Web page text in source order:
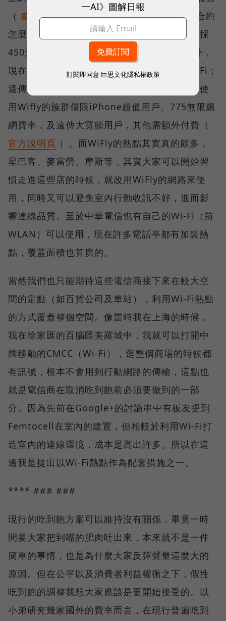
（ 威寶官方說明，會不會延長，我想就是看合約
怎麼簽了）；台灣大哥大的用戶，行動月租費採
450元以上方案者，除了WiFly可以免費使用外，
現在台灣大哥大自己也在建設專屬的TMW WiFi；
遠傳自己的子公司最不照顧自己的用戶，免費使
用Wifly的族群僅限iPhone超值用戶、775無限飆
網費率，及遠傳大寬頻用戶，其他需額外付費（
官方說明頁 ）。而WiFly的熱點其實真的頗多，
星巴客、麥當勞、摩斯等，其實大家可以開始習
慣走進這些店的時候，就改用WiFly的網路來使
用，同時又可以避免室內行動收訊不好，進而影
響連線品質。至於中華電信也有自己的Wi-Fi（前
WLAN）可以使用，現在許多電話亭都有加裝熱
點，覆蓋面積也算廣的。
當然我們也只能期待這些電信商接下來在較大空
間的定點（如百貨公司及車站），利用Wi-Fi熱點
的方式覆蓋整個空間。像當時我在上海的時候，
我在徐家匯的百腦匯美羅城中，我就可以打開中
國移動的CMCC（Wi-Fi），逛整個商場的時候都
有訊號，根本不會用到行動網路的傳輸，這點也
就是電信商在取消吃到飽前必須要做到的一部
分。因為先前在Google+的討論串中有板友提到
Femtocell在室內的建置，但相較於利用Wi-Fi打
造室內的連線環境，成本是高出許多。所以在這
邊我是提出以Wi-Fi熱點作為配套措施之一。
**** ### ###
現行的吃到飽方案可以維持沒有關係，畢竟一時
間要大家把到嘴的肥肉吐出來，本來就不是一件
簡單的事情，也是為什麼大家反彈聲量這麼大的
原因。但在公平以及消費者利益權衡之下，假性
吃到飽的調整我想大家應該是要開始接受的。以
小弟研究幾家國外的費率而言，在現行普遍吃到
一AI》圖解日報
訂閱即同意 巨思文化隱私權政策